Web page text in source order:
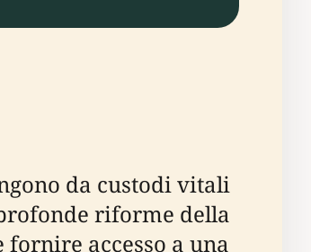
da custodi vitali
riforme della
accesso a una